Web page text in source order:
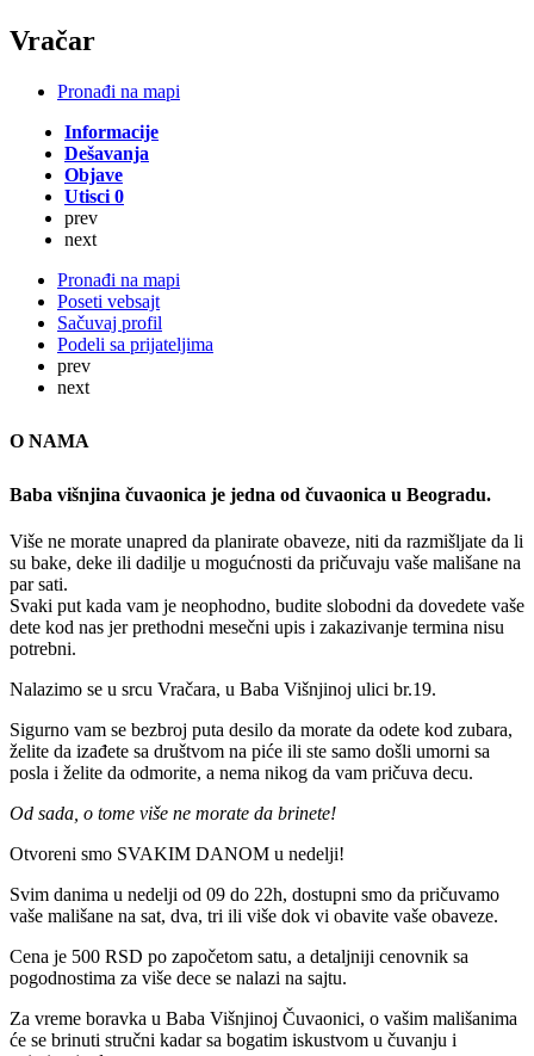
Vračar
Pronađi na mapi
Informacije
Dešavanja
Objave
Utisci 0
prev
next
Pronađi na mapi
Poseti vebsajt
Sačuvaj profil
Podeli sa prijateljima
prev
next
O NAMA
Baba višnjina čuvaonica je jedna od čuvaonica u Beogradu.
Više ne morate unapred da planirate obaveze, niti da razmišljate da li
su bake, deke ili dadilje u mogućnosti da pričuvaju vaše mališane na
par sati.
Svaki put kada vam je neophodno, budite slobodni da dovedete vaše
dete kod nas jer prethodni mesečni upis i zakazivanje termina nisu
potrebni.
Nalazimo se u srcu Vračara, u Baba Višnjinoj ulici br.19.
Sigurno vam se bezbroj puta desilo da morate da odete kod zubara,
želite da izađete sa društvom na piće ili ste samo došli umorni sa
posla i želite da odmorite, a nema nikog da vam pričuva decu.
Od sada, o tome više ne morate da brinete!
Otvoreni smo SVAKIM DANOM u nedelji!
Svim danima u nedelji od 09 do 22h, dostupni smo da pričuvamo
vaše mališane na sat, dva, tri ili više dok vi obavite vaše obaveze.
Cena je 500 RSD po započetom satu, a detaljniji cenovnik sa
pogodnostima za više dece se nalazi na sajtu.
Za vreme boravka u Baba Višnjinoj Čuvaonici, o vašim mališanima
će se brinuti stručni kadar sa bogatim iskustvom u čuvanju i